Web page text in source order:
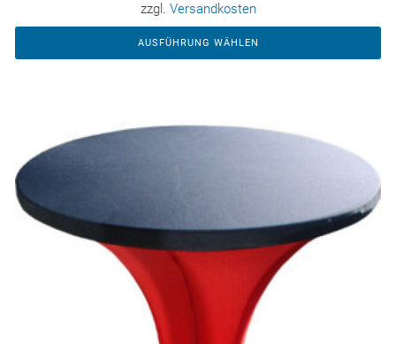
zzgl. Versandkosten
AUSFÜHRUNG WÄHLEN